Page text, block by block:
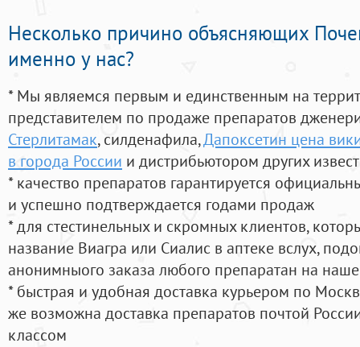
Несколько причино объясняющих
именно у нас?
* Мы являемся первым и единственным на
представителем по продаже препаратов
Стерлитамак, силденафила,Дапоксетин цена
в города России и дистрибьютором других
* качество препаратов гарантируется
и успешно подтверждается годами продаж
* для стестинельных и скромных клиентов,
название Виагра или Сиалис в аптеке вслух,
анонимныого заказа любого препаратан на
* быстрая и удобная доставка курьером по
же возможна доставка препаратов почтой
классом